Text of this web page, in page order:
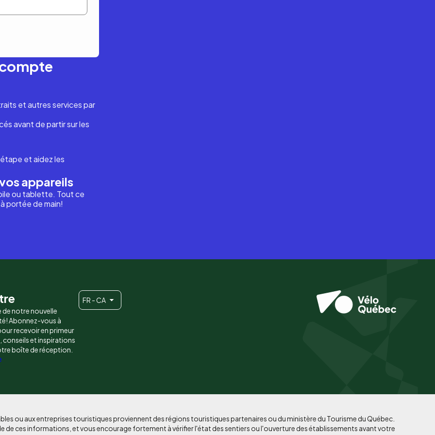
et autres services par
avant de partir sur les
et aidez les
appareils
ou tablette. Tout ce
portée de main!
de notre nouvelle
Abonnez-vous à
recevoir en primeur
conseils et inspirations
boîte de réception.
FR - CA
ou aux entreprises touristiques proviennent des régions touristiques partenaires ou du ministère du Tourisme du Québec.
de ces informations, et vous encourage fortement à vérifier l'état des sentiers ou l'ouverture des établissements avant votre